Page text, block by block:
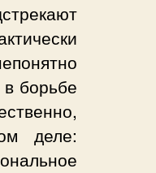
борьбе
деле: